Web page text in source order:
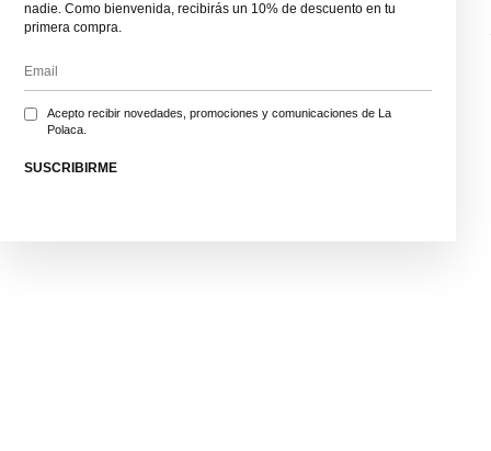
nadie. Como bienvenida, recibirás un 10% de descuento en tu
primera compra.
Acepto recibir novedades, promociones y comunicaciones de La
Polaca.
SUSCRIBIRME